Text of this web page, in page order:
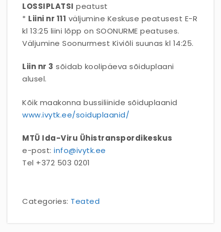
LOSSIPLATSI peatust
* Liini nr 111 väljumine Keskuse peatusest E-R
kl 13:25 liini lõpp on SOONURME peatuses.
Väljumine Soonurmest Kiviõli suunas kl 14:25.
Liin nr 3 sõidab koolipäeva sõiduplaani
alusel.
Kõik maakonna bussiliinide sõiduplaanid
www.ivytk.ee/soiduplaanid/
MTÜ Ida-Viru Ühistranspordikeskus
e-post: info@ivytk.ee
Tel +372 503 0201
Categories: Teated